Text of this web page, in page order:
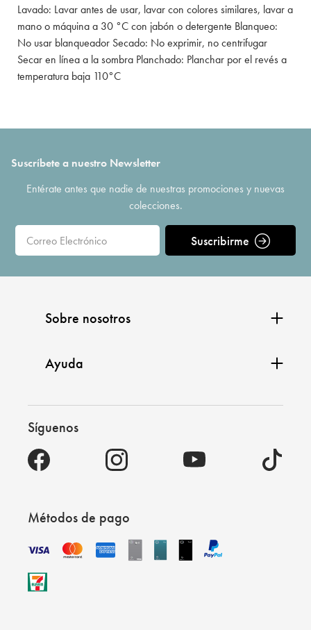
Lavado: Lavar antes de usar, lavar con colores similares, lavar a
mano o máquina a 30 °C con jabón o detergente Blanqueo:
No usar blanqueador Secado: No exprimir, no centrifugar
Secar en línea a la sombra Planchado: Planchar por el revés a
temperatura baja 110°C
Suscríbete a nuestro Newsletter
Entérate antes que nadie de nuestras promociones y nuevas
colecciones.
Suscribirme
Sobre nosotros
Ayuda
Síguenos
Métodos de pago